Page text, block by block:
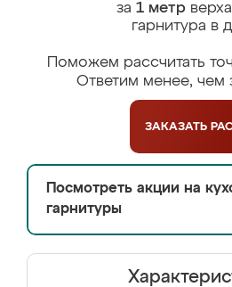
за 1 метр
гарнитура в
Поможем рассчитать
Ответим менее, чем
ЗАКАЗАТЬ
Посмотреть акции на
гарнитуры